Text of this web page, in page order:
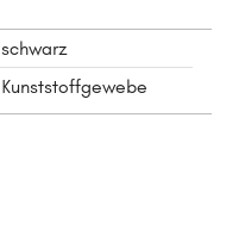
schwarz
Kunststoffgewebe